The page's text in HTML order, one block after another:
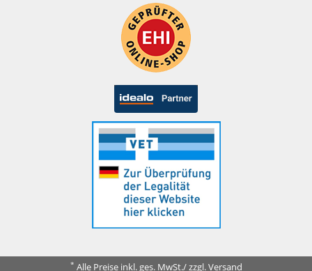
* Alle Preise inkl. ges. MwSt./ zzgl. Versand